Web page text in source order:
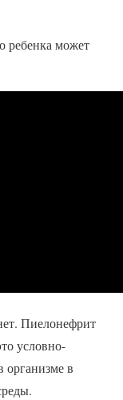
ребенка может
Пиелонефрит
условно-
в